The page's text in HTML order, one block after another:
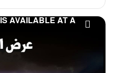
AVAILABLE AT A